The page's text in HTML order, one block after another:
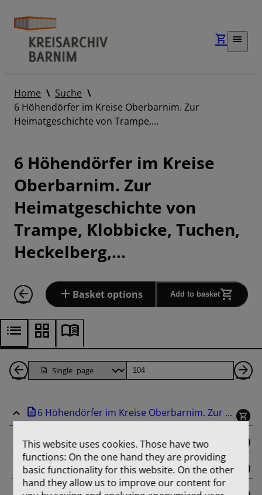
Home
Suche
6 Höhendörfer im Kreise Oberbarnim. Zur
Heimatgeschichte von Trampe,…
6 Höhendörfer im Kreise
Oberbarnim. Zur
Heimatgeschichte von
Trampe, Klobbicke, Tuchen,
Heckelberg,…
Basket options Add to basket
Back
Pages
Page
6 Höhendörfer im Kreise Oberbarnim. Zur ...
binding
title_page
This website uses cookies. Those have two
functions: On the one hand they are providing
basic functionality for this website. On the other
hand they allow us to improve our content for